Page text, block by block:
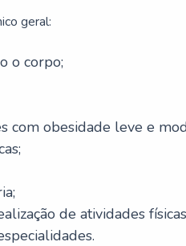
geral:
o corpo;
com obesidade leve e
de atividades